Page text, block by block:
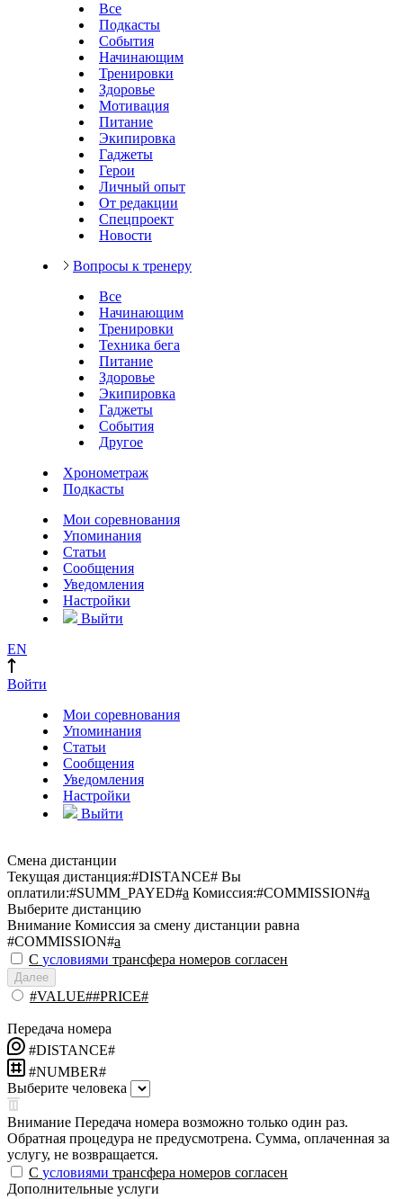
Все
Подкасты
События
Начинающим
Тренировки
Здоровье
Мотивация
Питание
Экипировка
Гаджеты
Герои
Личный опыт
От редакции
Спецпроект
Новости
Вопросы к тренеру
Все
Начинающим
Тренировки
Техника бега
Питание
Здоровье
Экипировка
Гаджеты
События
Другое
Хронометраж
Подкасты
Мои соревнования
Упоминания
Статьи
Сообщения
Уведомления
Настройки
Выйти
EN
Войти
Мои соревнования
Упоминания
Статьи
Сообщения
Уведомления
Настройки
Выйти
Смена дистанции
Текущая дистанция:#DISTANCE# Вы
оплатили:#SUMM_PAYED#a Комиссия:#COMMISSION#a
Выберите дистанцию
Внимание Комиссия за смену дистанции равна
#COMMISSION#a
С условиями трансфера номеров согласен
Далее
#VALUE##PRICE#
Передача номера
#DISTANCE#
#NUMBER#
Выберите человека
Внимание Передача номера возможно только один раз.
Обратная процедура не предусмотрена. Сумма, оплаченная за
услугу, не возвращается.
С условиями трансфера номеров согласен
Дополнительные услуги